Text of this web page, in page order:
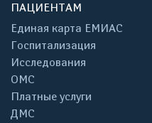
ПАЦИЕНТАМ
Единая карта ЕМИАС
Госпитализация
Исследования
ОМС
Платные услуги
ДМС